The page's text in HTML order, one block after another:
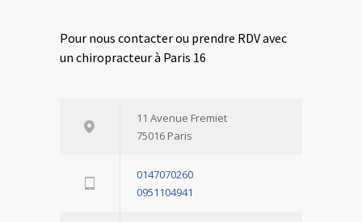
Pour nous contacter ou prendre RDV avec
un chiropracteur à Paris 16
11 Avenue Fremiet
75016 Paris
0147070260
0951104941